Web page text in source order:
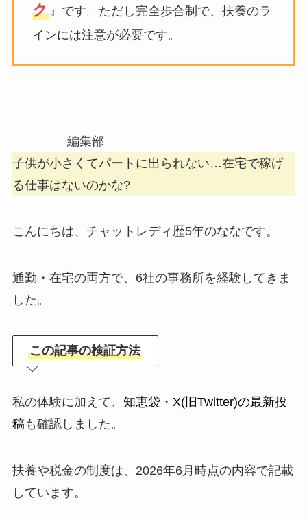
ク』です。ただし完全歩合制で、扶養のラ
インには注意が必要です。
編集部
子供が小さくてパートに出られない…在宅で稼げ
る仕事はないのかな?
こんにちは、チャットレディ歴5年のななです。
通勤・在宅の両方で、6社の事務所を経験してきま
した。
この記事の検証方法
私の体験に加えて、 知恵袋 ・ X(旧Twitter)の最新投
稿も確認しました。
扶養や税金の制度は、2026年6月時点の内容で記載
しています。